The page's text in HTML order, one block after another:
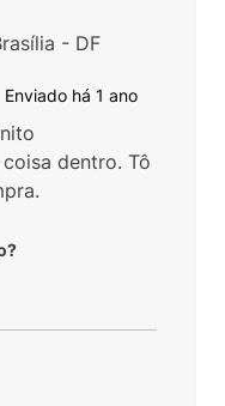
Enviado há 1 ano
dentro. Tô
- DF